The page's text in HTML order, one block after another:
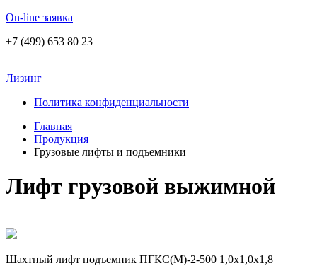
On-line заявка
+7 (499) 653 80 23
Лизинг
Политика конфиденциальности
Главная
Продукция
Грузовые лифты и подъемники
Лифт грузовой выжимной
Шахтный лифт подъемник ПГКС(М)-2-500 1,0х1,0х1,8